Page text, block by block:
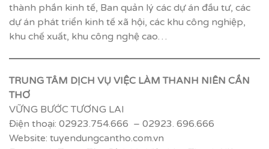
thành phần kinh tế, Ban quản lý các dự án đầu tư, các
dự án phát triển kinh tế xã hội, các khu công nghiệp,
khu chế xuất, khu công nghệ cao…
TRUNG TÂM DỊCH VỤ VIỆC LÀM THANH NIÊN CẦN
THƠ
VỮNG BƯỚC TƯƠNG LAI
Điện thoại: 02923.754.666 – 02923. 696.666
Website: tuyendungcantho.com.vn